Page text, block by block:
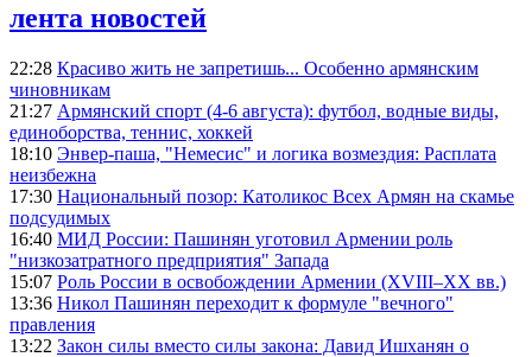
лента новостей
22:28 Красиво жить не запретишь... Особенно армянским
чиновникам
21:27 Армянский спорт (4-6 августа): футбол, водные виды,
единоборства, теннис, хоккей
18:10 Энвер-паша, "Немесис" и логика возмездия: Расплата
неизбежна
17:30 Национальный позор: Католикос Всех Армян на скамье
подсудимых
16:40 МИД России: Пашинян уготовил Армении роль
"низкозатратного предприятия" Запада
15:07 Роль России в освобождении Армении (XVIII–XX вв.)
13:36 Никол Пашинян переходит к формуле "вечного"
правления
13:22 Закон силы вместо силы закона: Давид Ишханян о